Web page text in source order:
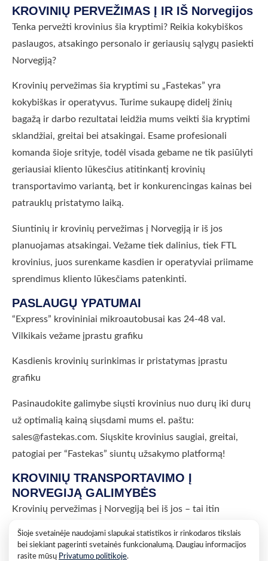
Šioje svetainėje naudojami slapukai statistikos ir rinkodaros tikslais
bei siekiant pagerinti svetainės funkcionalumą. Daugiau informacijos
rasite mūsų Privatumo politikoje.
KROVINIŲ PERVEŽIMAS Į IR IŠ Norvegijos
Tenka pervežti krovinius šia kryptimi? Reikia kokybiškos
paslaugos, atsakingo personalo ir geriausių sąlygų pasiekti
Norvegiją?
Krovinių pervežimas šia kryptimi su „Fastekas” yra
kokybiškas ir operatyvus. Turime sukaupę didelį žinių
bagažą ir darbo rezultatai leidžia mums veikti šia kryptimi
sklandžiai, greitai bei atsakingai. Esame profesionali
komanda šioje srityje, todėl visada gebame ne tik pasiūlyti
geriausiai kliento lūkesčius atitinkantį krovinių
transportavimo variantą, bet ir konkurencingas kainas bei
patrauklų pristatymo laiką.
Siuntinių ir krovinių pervežimas į Norvegiją ir iš jos
planuojamas atsakingai. Vežame tiek dalinius, tiek FTL
krovinius, juos surenkame kasdien ir operatyviai priimame
sprendimus kliento lūkesčiams patenkinti.
PASLAUGŲ YPATUMAI
“Express” krovininiai mikroautobusai kas 24-48 val.
Vilkikais vežame įprastu grafiku
Kasdienis krovinių surinkimas ir pristatymas įprastu
grafiku
Pasinaudokite galimybe siųsti krovinius nuo durų iki durų
už optimalią kainą siųsdami mums el. paštu:
sales@fastekas.com. Siųskite krovinius saugiai, greitai,
patogiai per “Fastekas” siuntų užsakymo platformą!
KROVINIŲ TRANSPORTAVIMO Į
NORVEGIJĄ GALIMYBĖS
Krovinių pervežimas į Norvegiją bei iš jos – tai itin
klientus stebiname trumpu tranzito laiku, terminalais